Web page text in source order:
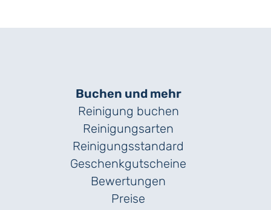
Buchen und mehr
Reinigung buchen
Reinigungsarten
Reinigungs­standard
Geschenk­gutscheine
Bewertungen
Preise